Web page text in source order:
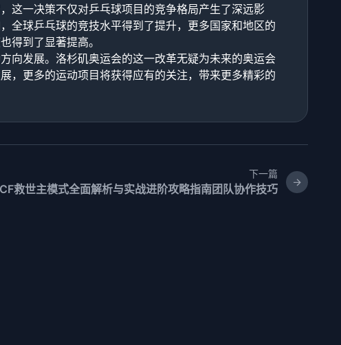
这一决策不仅对乒乓球项目的竞争格局产生了深远影
全球乒乓球的竞技水平得到了提升，更多国家和地区的
得到了显著提高。
向发展。洛杉矶奥运会的这一改革无疑为未来的奥运会
，更多的运动项目将获得应有的关注，带来更多精彩的
下一篇
救世主模式全面解析与实战进阶攻略指南团队协作技巧